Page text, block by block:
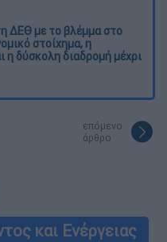
ΔΕΘ με το βλέμμα στο
στοίχημα, η
η δύσκολη διαδρομή μέχρι
επόμενο
άρθρο
και Ενέργειας